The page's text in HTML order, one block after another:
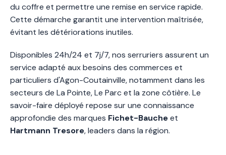
du coffre et permettre une remise en service rapide.
Cette démarche garantit une intervention maîtrisée,
évitant les détériorations inutiles.
Disponibles 24h/24 et 7j/7, nos serruriers assurent un
service adapté aux besoins des commerces et
particuliers d'Agon-Coutainville, notamment dans les
secteurs de La Pointe, Le Parc et la zone côtière. Le
savoir-faire déployé repose sur une connaissance
approfondie des marques Fichet-Baucheet
Hartmann Tresore, leaders dans la région.